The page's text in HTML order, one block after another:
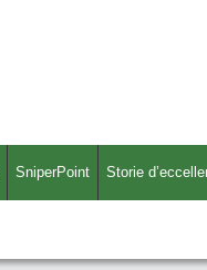
SniperPoint Storie